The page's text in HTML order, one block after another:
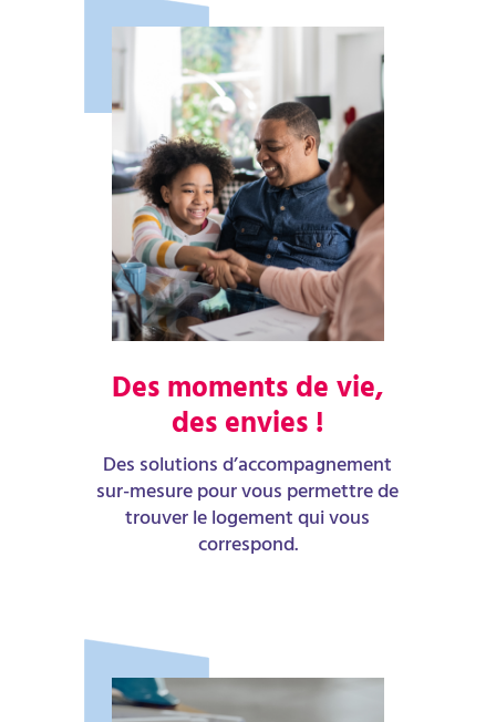
Des moments de vie,
des envies !
Des solutions d’accompagnement
sur-mesure pour vous permettre de
trouver le logement qui vous
correspond.